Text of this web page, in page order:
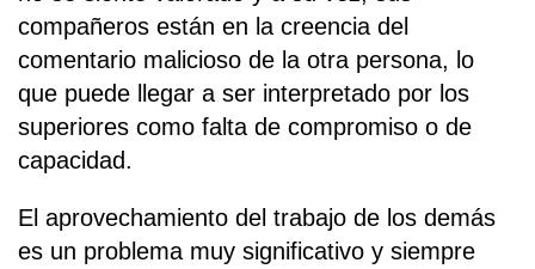
compañeros están en la creencia del
comentario malicioso de la otra persona, lo
que puede llegar a ser interpretado por los
superiores como falta de compromiso o de
capacidad.
El aprovechamiento del trabajo de los demás
es un problema muy significativo y siempre